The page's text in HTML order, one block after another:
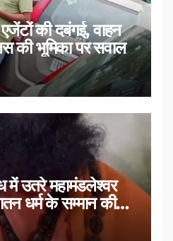
दबंगई, वाहन
की भूमिका पर सवाल
में उतरे महामंडलेश्वर
धर्म के सम्मान की